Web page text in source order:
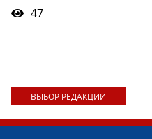
47
ВЫБОР РЕДАКЦИИ